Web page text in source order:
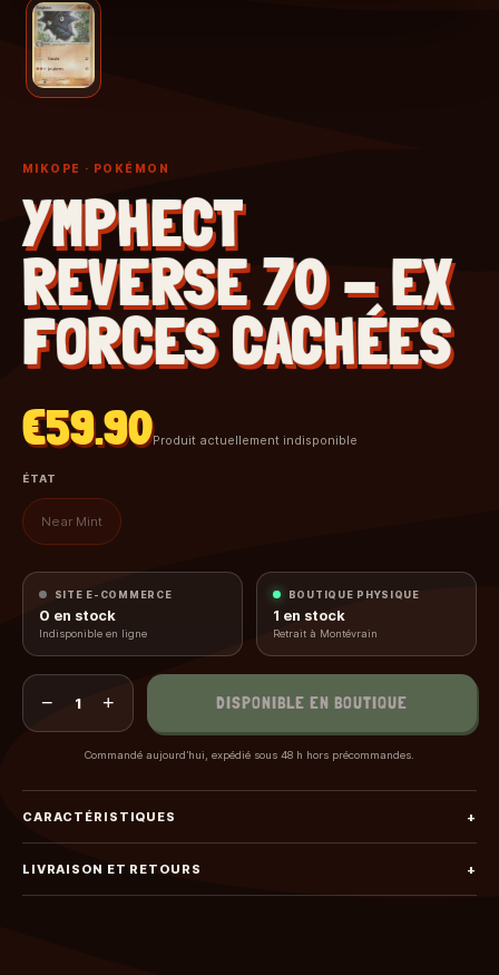
MIKOPE · POKÉMON
YMPHECT
REVERSE 70 - EX
FORCES CACHÉES
€59.90Produit actuellement indisponible
ÉTAT
Near Mint
SITE E-COMMERCE
0 en stock
Indisponible en ligne
BOUTIQUE PHYSIQUE
1 en stock
Retrait à Montévrain
− 1 + DISPONIBLE EN BOUTIQUE
Commandé aujourd’hui, expédié sous 48 h hors précommandes.
CARACTÉRISTIQUES +
LIVRAISON ET RETOURS +